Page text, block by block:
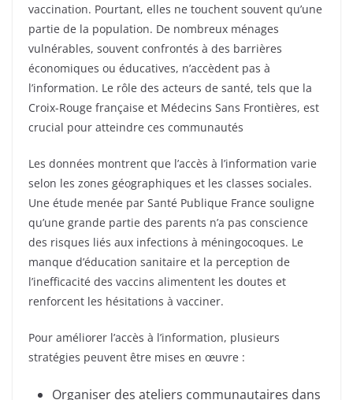
vaccination. Pourtant, elles ne touchent souvent qu’une
partie de la population. De nombreux ménages
vulnérables, souvent confrontés à des barrières
économiques ou éducatives, n’accèdent pas à
l’information. Le rôle des acteurs de santé, tels que la
Croix-Rouge française et Médecins Sans Frontières, est
crucial pour atteindre ces communautés
Les données montrent que l’accès à l’information varie
selon les zones géographiques et les classes sociales.
Une étude menée par Santé Publique France souligne
qu’une grande partie des parents n’a pas conscience
des risques liés aux infections à méningocoques. Le
manque d’éducation sanitaire et la perception de
l’inefficacité des vaccins alimentent les doutes et
renforcent les hésitations à vacciner.
Pour améliorer l’accès à l’information, plusieurs
stratégies peuvent être mises en œuvre :
Organiser des ateliers communautaires dans